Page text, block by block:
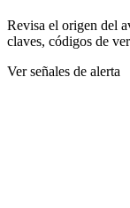
Revisa el origen del
claves, códigos de
Ver señales de alerta